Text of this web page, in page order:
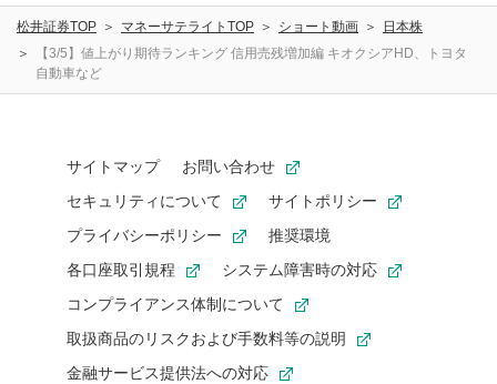
松井証券TOP マネーサテライトTOP ショート動画
日本株
【3/5】値上がり期待ランキング 信用売残増加編 キオクシアHD、トヨタ
自動車など
サイトマップ
お問い合わせ
セキュリティについて
サイトポリシー
プライバシーポリシー
推奨環境
各口座取引規程
システム障害時の対応
コンプライアンス体制について
取扱商品のリスクおよび手数料等の説明
金融サービス提供法への対応